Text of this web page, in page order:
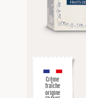
Crème
fraîche
origine